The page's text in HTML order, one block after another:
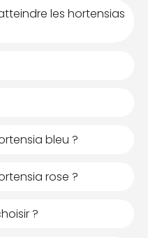
les hortensias
bleu ?
rose ?
?